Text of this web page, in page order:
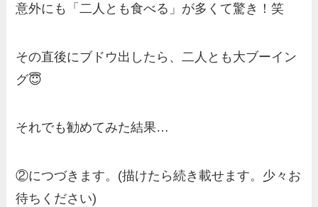
意外にも「二人とも食べる」が多くて驚き！笑
その直後にブドウ出したら、二人とも大ブーイン
グ😇
それでも勧めてみた結果…
②につづきます。(描けたら続き載せます。少々お
待ちください)